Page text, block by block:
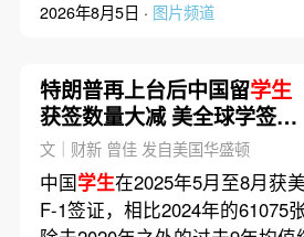
2026年8月5日 · 图片频道
特朗普再上台后中国留学生
获签数量大减 美全球学签拒
签率达十年最高(含视频)
文｜财新 曾佳 发自美国华盛顿
中国学生在2025年5月至8月获
F-1签证，相比2024年的61075